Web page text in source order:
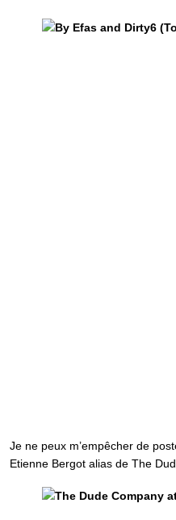
Je ne peux m’empêcher de
Etienne Bergot alias de The